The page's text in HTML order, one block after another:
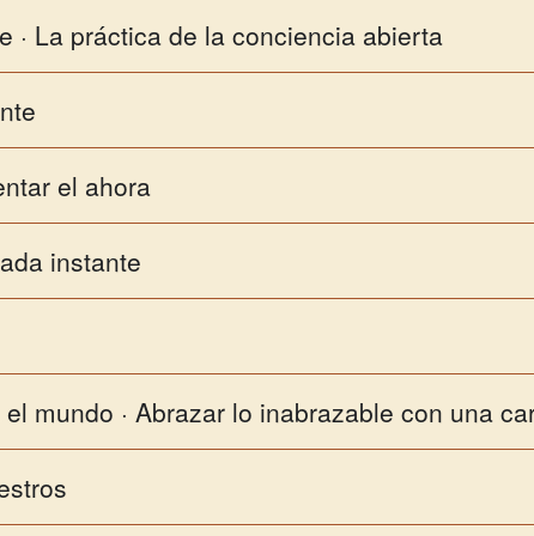
· La práctica de la conciencia abierta
el ahora
instante
mundo · Abrazar lo inabrazable con una